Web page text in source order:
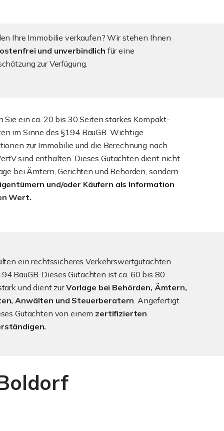
Ihre Immobilie verkaufen? Wir stehen Ihnen
und unverbindlich für eine
zur Verfügung.
Sie ein ca. 20 bis 30 Seiten starkes Kompakt-
im Sinne des §194 BauGB. Wichtige
zur Immobilie und die Berechnung nach
sind enthalten. Dieses Gutachten dient nicht
bei Ämtern, Gerichten und Behörden, sondern
und/oder Käufern als Information
Wert.
ein rechtssicheres Verkehrswertgutachten
BauGB. Dieses Gutachten ist ca. 60 bis 80
und dient zurVorlage bei Behörden, Ämtern,
Anwälten und Steuerberatern. Angefertigt
Gutachten von einem zertifizierten